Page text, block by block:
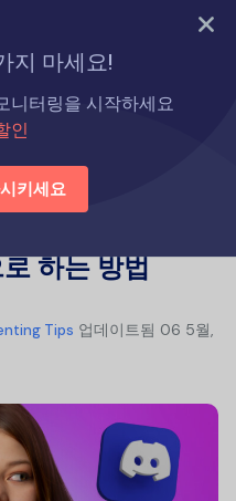
지금 바로 시도해 보세요
지 마세요!
니터링을 시작하세요
인
키세요
화 모니터링을 효과적으로 하
하는 방법
Tips 업데이트됨 06 5월,